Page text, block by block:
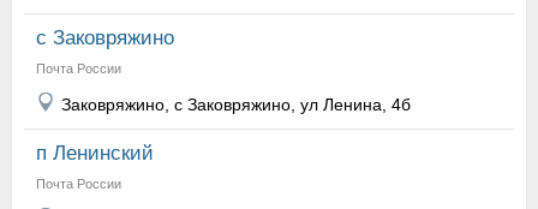
с Заковряжино
Почта России
Заковряжино, с Заковряжино, ул Ленина, 4б
п Ленинский
Почта России